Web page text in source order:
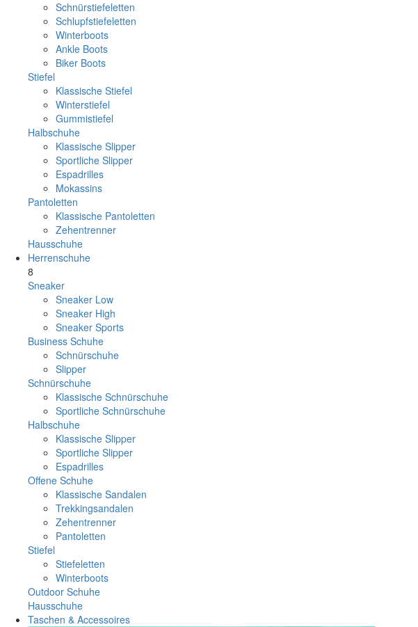
Schnürstiefeletten
Schlupfstiefeletten
Winterboots
Ankle Boots
Biker Boots
Stiefel
Klassische Stiefel
Winterstiefel
Gummistiefel
Halbschuhe
Klassische Slipper
Sportliche Slipper
Espadrilles
Mokassins
Pantoletten
Klassische Pantoletten
Zehentrenner
Hausschuhe
Herrenschuhe
8
Sneaker
Sneaker Low
Sneaker High
Sneaker Sports
Business Schuhe
Schnürschuhe
Slipper
Schnürschuhe
Klassische Schnürschuhe
Sportliche Schnürschuhe
Halbschuhe
Klassische Slipper
Sportliche Slipper
Espadrilles
Offene Schuhe
Klassische Sandalen
Trekkingsandalen
Zehentrenner
Pantoletten
Stiefel
Stiefeletten
Winterboots
Outdoor Schuhe
Hausschuhe
Taschen & Accessoires